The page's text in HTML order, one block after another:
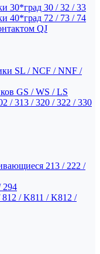
30*град 30 / 32 / 33
40*град 72 / 73 / 74
QJ
SL / NCF / NNF /
GS / WS / LS
/ 313 / 320 / 322 / 330
213 / 222 /
294
/ K811 / K812 /